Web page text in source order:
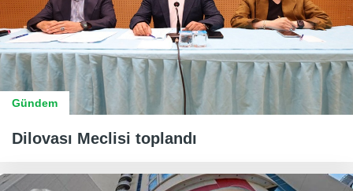
Gündem
Dilovası Meclisi toplandı